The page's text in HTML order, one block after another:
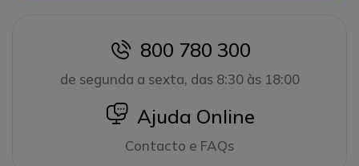
icon
800 780 300
de segunda a sexta, das 8:30 às 18:00
icon
Ajuda Online
Contacto e FAQs